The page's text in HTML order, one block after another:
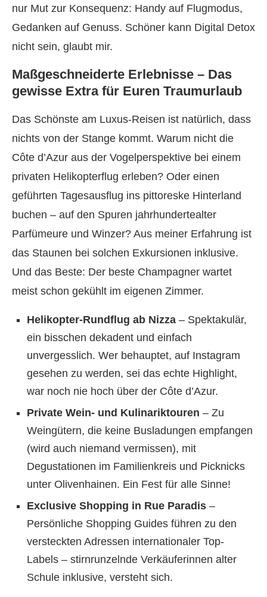
nur Mut zur Konsequenz: Handy auf Flugmodus,
Gedanken auf Genuss. Schöner kann Digital Detox
nicht sein, glaubt mir.
Maßgeschneiderte Erlebnisse – Das
gewisse Extra für Euren Traumurlaub
Das Schönste am Luxus-Reisen ist natürlich, dass
nichts von der Stange kommt. Warum nicht die
Côte d’Azur aus der Vogelperspektive bei einem
privaten Helikopterflug erleben? Oder einen
geführten Tagesausflug ins pittoreske Hinterland
buchen – auf den Spuren jahrhundertealter
Parfümeure und Winzer? Aus meiner Erfahrung ist
das Staunen bei solchen Exkursionen inklusive.
Und das Beste: Der beste Champagner wartet
meist schon gekühlt im eigenen Zimmer.
Helikopter-Rundflug ab Nizza – Spektakulär,
ein bisschen dekadent und einfach
unvergesslich. Wer behauptet, auf Instagram
gesehen zu werden, sei das echte Highlight,
war noch nie hoch über der Côte d’Azur.
Private Wein- und Kulinariktouren – Zu
Weingütern, die keine Busladungen empfangen
(wird auch niemand vermissen), mit
Degustationen im Familienkreis und Picknicks
unter Olivenhainen. Ein Fest für alle Sinne!
Exclusive Shopping in Rue Paradis –
Persönliche Shopping Guides führen zu den
versteckten Adressen internationaler Top-
Labels – stirnrunzelnde Verkäuferinnen alter
Schule inklusive, versteht sich.